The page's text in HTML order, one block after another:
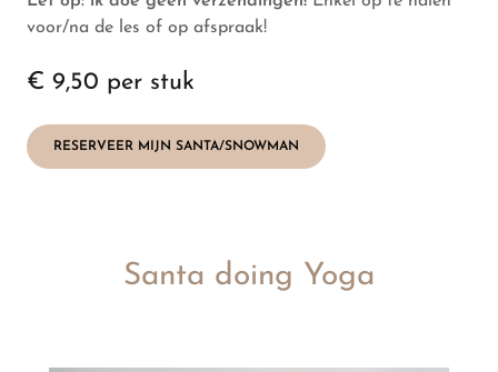
voor/na de les of op afspraak!
€ 9,50 per stuk
RESERVEER MIJN SANTA/SNOWMAN
Santa doing Yoga